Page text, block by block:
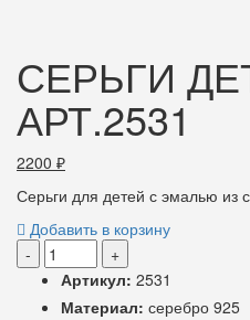
СЕРЬГИ
АРТ.2531
2200 ₽
Серьги для детей с эмалью из
Добавить в корзину
-
+
Артикул: 2531
Материал: серебро 925